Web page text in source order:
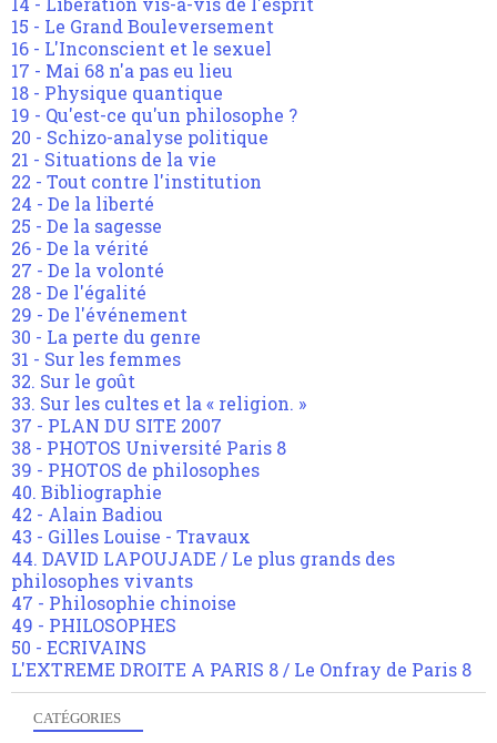
15 - Le Grand Bouleversement
16 - L'Inconscient et le sexuel
17 - Mai 68 n'a pas eu lieu
18 - Physique quantique
19 - Qu'est-ce qu'un philosophe ?
20 - Schizo-analyse politique
21 - Situations de la vie
22 - Tout contre l'institution
24 - De la liberté
25 - De la sagesse
26 - De la vérité
27 - De la volonté
28 - De l'égalité
29 - De l'événement
30 - La perte du genre
31 - Sur les femmes
32. Sur le goût
33. Sur les cultes et la « religion. »
37 - PLAN DU SITE 2007
38 - PHOTOS Université Paris 8
39 - PHOTOS de philosophes
40. Bibliographie
42 - Alain Badiou
43 - Gilles Louise - Travaux
44. DAVID LAPOUJADE / Le plus grands des
philosophes vivants
47 - Philosophie chinoise
49 - PHILOSOPHES
50 - ECRIVAINS
L'EXTREME DROITE A PARIS 8 / Le Onfray de Paris 8
CATÉGORIES